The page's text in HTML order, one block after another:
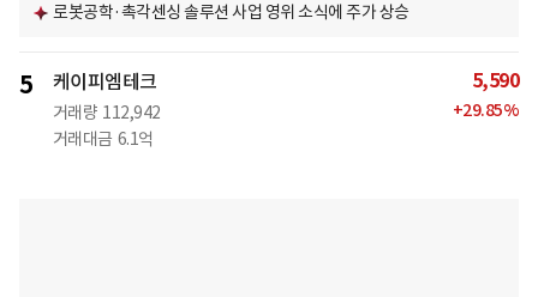
로봇공학·촉각센싱 솔루션 사업 영위 소식에 주가 상승
5 케이피엠테크
거래량 112,942
거래대금 6.1억
5,590
+29.85%